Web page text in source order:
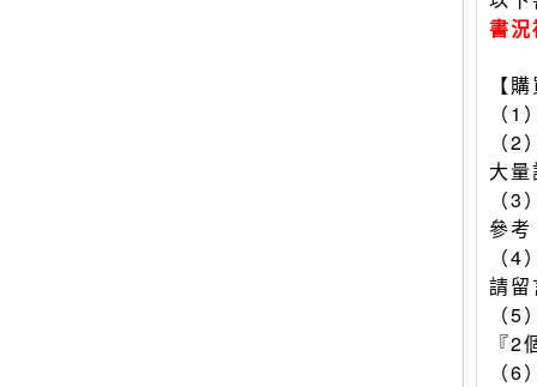
書
【
（
（
大
（
參
（
請
（
『
（